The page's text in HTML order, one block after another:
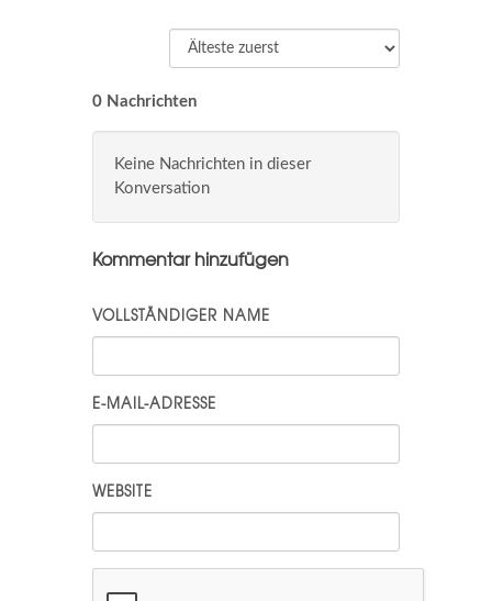
0 Nachrichten
Keine Nachrichten in dieser
Konversation
Kommentar hinzufügen
VOLLSTÄNDIGER NAME
E-MAIL-ADRESSE
WEBSITE